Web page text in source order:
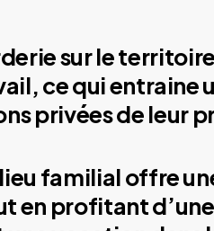
sur le
ce qui entraine
privées de leur
familial offre
profitant